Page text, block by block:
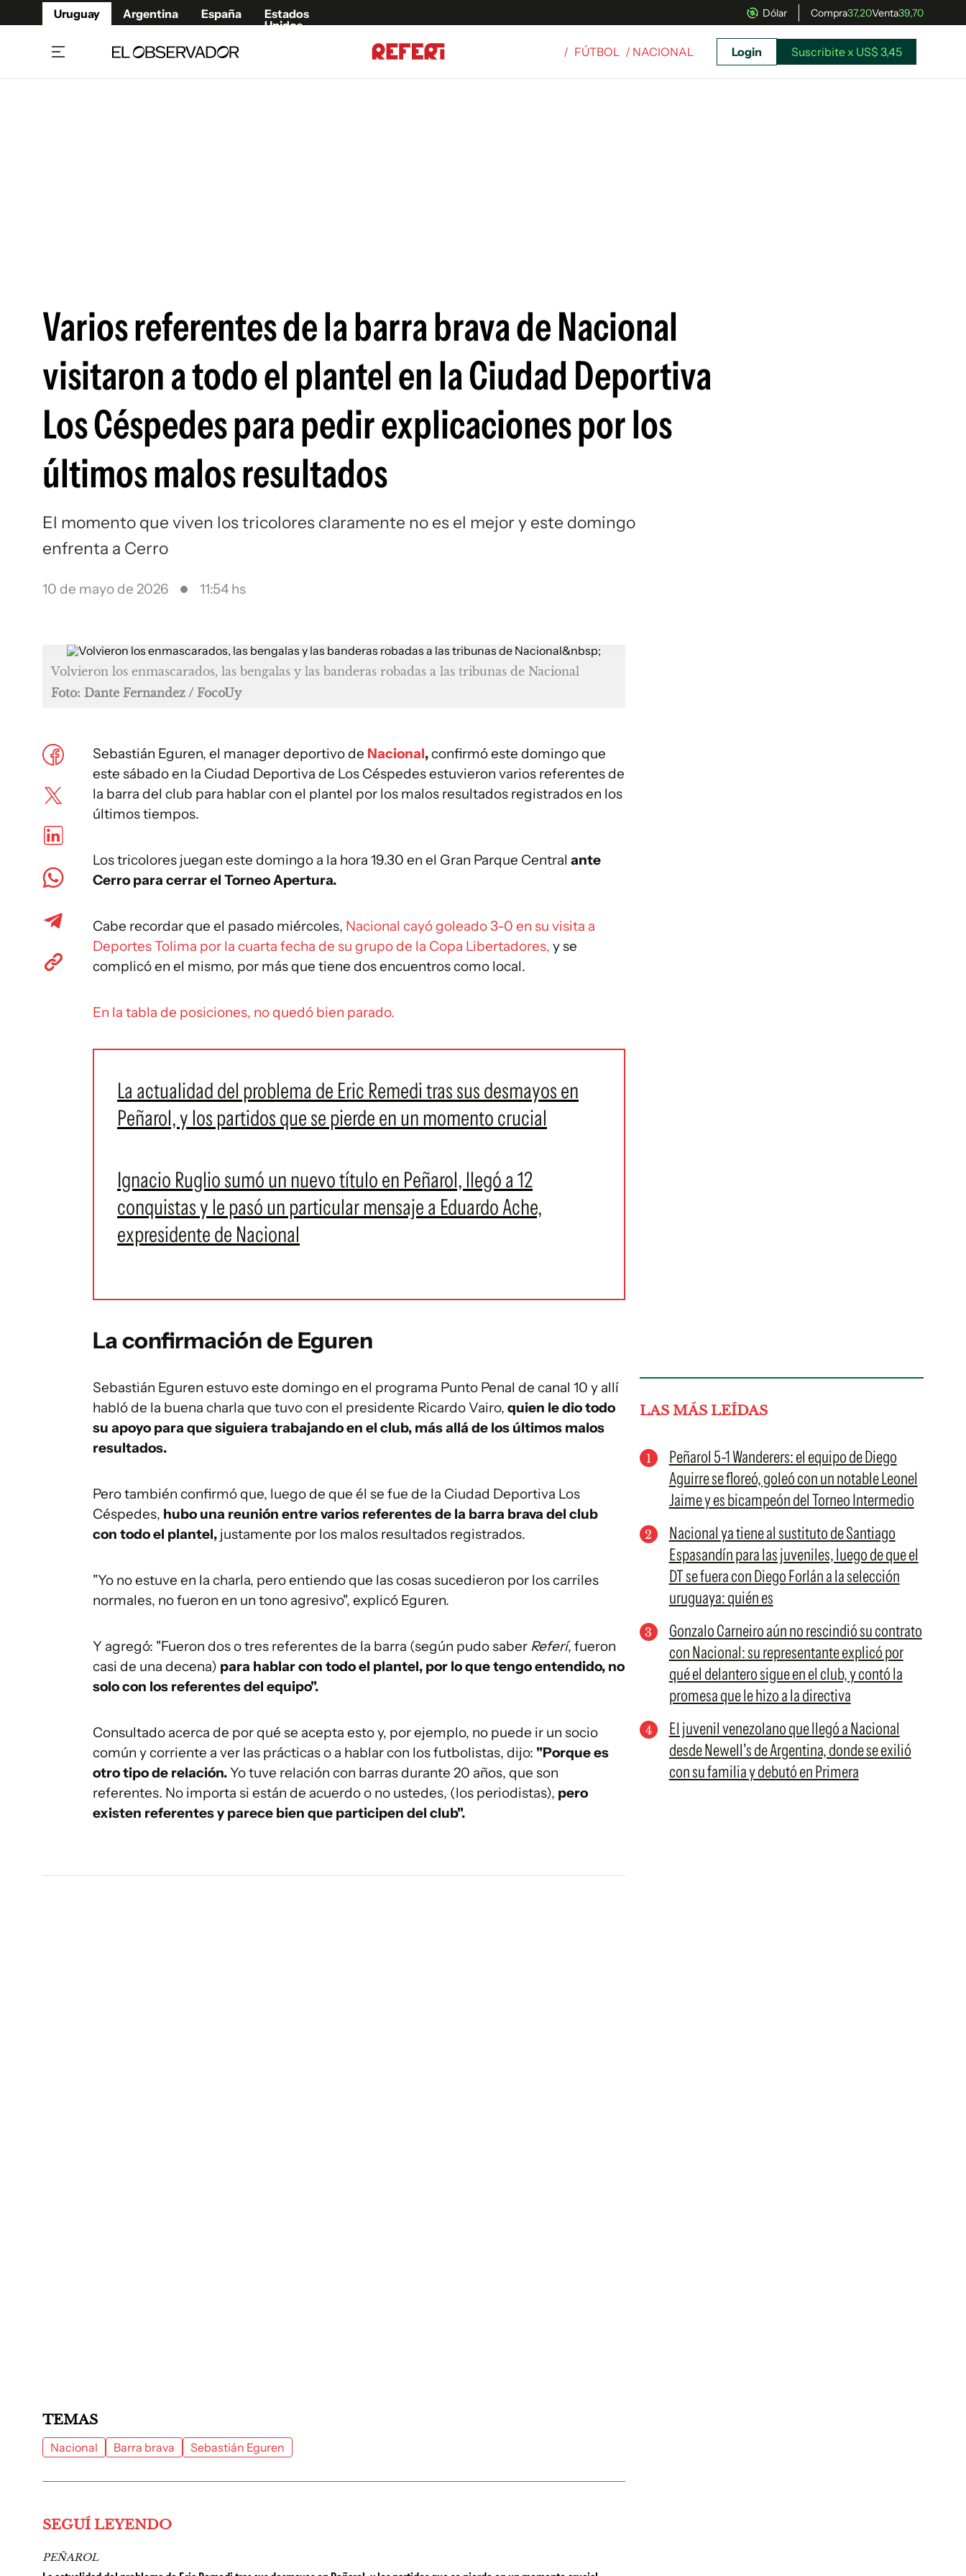
Uruguay Argentina España
Estados
Unidos
Dólar Compra37,20Venta39,70
Siguenos en:
/ FÚTBOL / NACIONAL Login Suscribite x US$ 3,45
Varios referentes de la barra brava de Nacional
visitaron a todo el plantel en la Ciudad Deportiva
Los Céspedes para pedir explicaciones por los
últimos malos resultados
El momento que viven los tricolores claramente no es el mejor y este domingo
enfrenta a Cerro
10 de mayo de 2026 11:54 hs
Volvieron los enmascarados, las bengalas y las banderas robadas a las tribunas de Nacional
Foto: Dante Fernandez / FocoUy
Sebastián Eguren, el manager deportivo de Nacional,confirmó este domingo que
este sábado en la Ciudad Deportiva de Los Céspedes estuvieron varios referentes de
la barra del club para hablar con el plantel por los malos resultados registrados en los
últimos tiempos.
Los tricolores juegan este domingo a la hora 19.30 en el Gran Parque Central ante
Cerro para cerrar el Torneo Apertura.
Cabe recordar que el pasado miércoles, Nacional cayó goleado 3-0 en su visita a
Deportes Tolima por la cuarta fecha de su grupo de la Copa Libertadores, y se
complicó en el mismo, por más que tiene dos encuentros como local.
En la tabla de posiciones, no quedó bien parado.
La actualidad del problema de Eric Remedi tras sus desmayos en
Peñarol, y los partidos que se pierde en un momento crucial
Ignacio Ruglio sumó un nuevo título en Peñarol, llegó a 12
conquistas y le pasó un particular mensaje a Eduardo Ache,
expresidente de Nacional
La confirmación de Eguren
Sebastián Eguren estuvo este domingo en el programa Punto Penal de canal 10 y allí
habló de la buena charla que tuvo con el presidente Ricardo Vairo, quien le dio todo
su apoyo para que siguiera trabajando en el club, más allá de los últimos malos
resultados.
Pero también confirmó que, luego de que él se fue de la Ciudad Deportiva Los
Céspedes, hubo una reunión entre varios referentes de la barra brava del club
con todo el plantel, justamente por los malos resultados registrados.
"Yo no estuve en la charla, pero entiendo que las cosas sucedieron por los carriles
normales, no fueron en un tono agresivo", explicó Eguren.
Y agregó: "Fueron dos o tres referentes de la barra (según pudo saber Referí, fueron
casi de una decena) para hablar con todo el plantel, por lo que tengo entendido, no
solo con los referentes del equipo".
Consultado acerca de por qué se acepta esto y, por ejemplo, no puede ir un socio
común y corriente a ver las prácticas o a hablar con los futbolistas, dijo: "Porque es
otro tipo de relación.Yo tuve relación con barras durante 20 años, que son
referentes. No importa si están de acuerdo o no ustedes, (los periodistas), pero
existen referentes y parece bien que participen del club".
LAS MÁS LEÍDAS
Peñarol 5-1 Wanderers: el equipo de Diego
Aguirre se floreó, goleó con un notable Leonel
Jaime y es bicampeón del Torneo Intermedio
Nacional ya tiene al sustituto de Santiago
Espasandín para las juveniles, luego de que el
DT se fuera con Diego Forlán a la selección
uruguaya: quién es
Gonzalo Carneiro aún no rescindió su contrato
con Nacional: su representante explicó por
qué el delantero sigue en el club, y contó la
promesa que le hizo a la directiva
El juvenil venezolano que llegó a Nacional
desde Newell's de Argentina, donde se exilió
con su familia y debutó en Primera
TEMAS
Nacional Barra brava Sebastián Eguren
SEGUÍ LEYENDO
PEÑAROL